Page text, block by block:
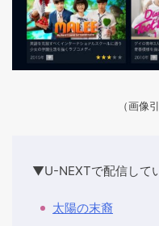
（画像
▼U-NEXTで配信して
太陽の末裔